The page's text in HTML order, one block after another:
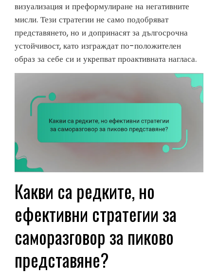
визуализация и преформулиране на негативните
мисли. Тези стратегии не само подобряват
представянето, но и допринасят за дългосрочна
устойчивост, като изграждат по-положителен
образ за себе си и укрепват проактивната нагласа.
Какви са редките, но
ефективни стратегии за
саморазговор за пиково
представяне?